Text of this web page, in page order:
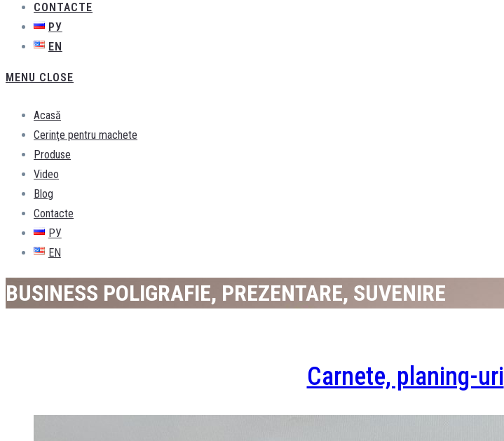
CONTACTE
РУ
EN
MENU CLOSE
Acasă
Cerinţe pentru machete
Produse
Video
Blog
Contacte
РУ
EN
BUSINESS POLIGRAFIE, PREZENTARE, SUVENIRE
Carnete, planing-uri